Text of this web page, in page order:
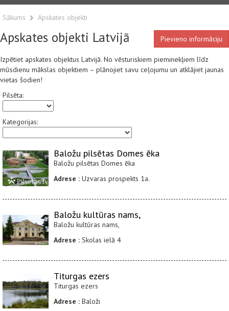
Sākums Apskates objekti
Apskates objekti Latvijā Pievieno informāciju
Izpētiet apskates objektus Latvijā. No vēsturiskiem pieminekļiem līdz
mūsdienu mākslas objektiem – plānojiet savu ceļojumu un atklājiet jaunas
vietas šodien!
Pilsēta:
Kategorijas:
Baložu pilsētas Domes ēka
Baložu pilsētas Domes ēka
Adrese : Uzvaras prospekts 1a.
Baložu kultūras nams,
Baložu kultūras nams,
Adrese : Skolas ielā 4
Titurgas ezers
Titurgas ezers
Adrese : Baloži